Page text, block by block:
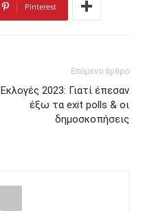
Pinterest
Επόμενο άρθρο
Εκλογές 2023: Γιατί έπεσαν
έξω τα exit polls & οι
δημοσκοπήσεις